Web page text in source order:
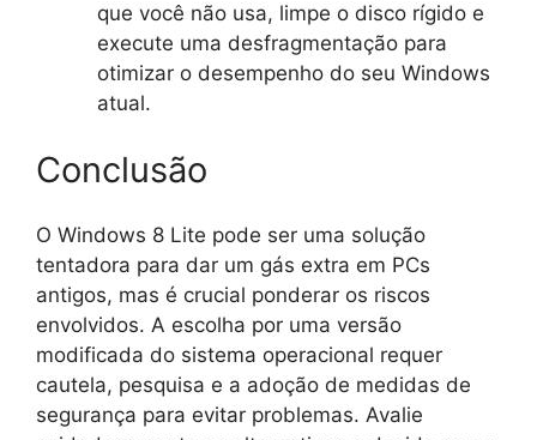
que você não usa, limpe o disco rígido e
execute uma desfragmentação para
otimizar o desempenho do seu Windows
atual.
Conclusão
O Windows 8 Lite pode ser uma solução
tentadora para dar um gás extra em PCs
antigos, mas é crucial ponderar os riscos
envolvidos. A escolha por uma versão
modificada do sistema operacional requer
cautela, pesquisa e a adoção de medidas de
segurança para evitar problemas. Avalie